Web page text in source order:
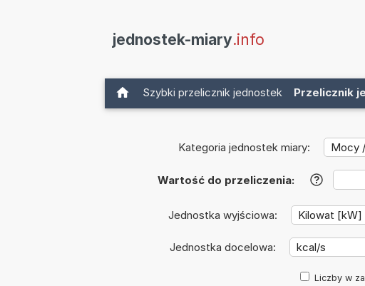
jednostek-miary.info
Szybki przelicznik jednostek Przelicznik
Kategoria jednostek miary:
Wartość do przeliczenia: ?
Jednostka wyjściowa:
Jednostka docelowa:
Liczby w